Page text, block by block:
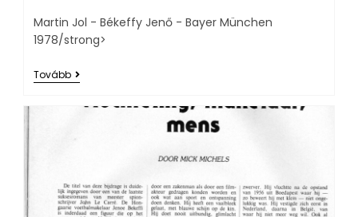
Martin Jol - Békeffy Jenő - Bayer München
1978/strong>
Tovább